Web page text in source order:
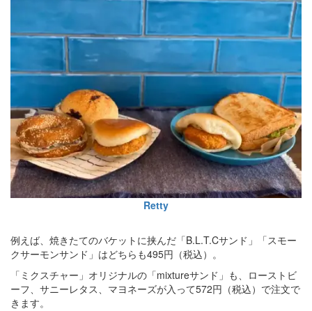
Retty
例えば、焼きたてのバケットに挟んだ「B.L.T.Cサンド」「スモー
クサーモンサンド」はどちらも495円（税込）。
「ミクスチャー」オリジナルの「mixtureサンド」も、ローストビ
ーフ、サニーレタス、マヨネーズが入って572円（税込）で注文で
きます。